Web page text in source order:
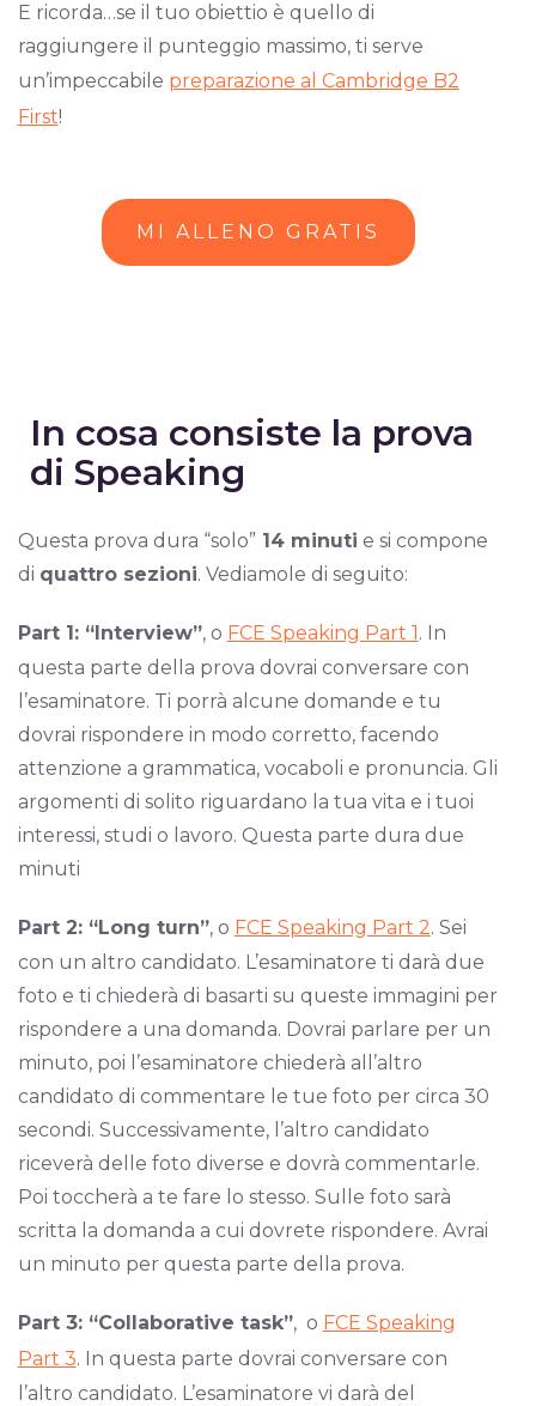
E ricorda…se il tuo obiettio è quello di
raggiungere il punteggio massimo, ti serve
un’impeccabile preparazione al Cambridge B2
First!
MI ALLENO GRATIS
In cosa consiste la prova
di Speaking
Questa prova dura “solo” 14 minuti e si compone
di quattro sezioni. Vediamole di seguito:
Part 1: “Interview”, o FCE Speaking Part 1. In
questa parte della prova dovrai conversare con
l’esaminatore. Ti porrà alcune domande e tu
dovrai rispondere in modo corretto, facendo
attenzione a grammatica, vocaboli e pronuncia. Gli
argomenti di solito riguardano la tua vita e i tuoi
interessi, studi o lavoro. Questa parte dura due
minuti
Part 2: “Long turn”, o FCE Speaking Part 2. Sei
con un altro candidato. L’esaminatore ti darà due
foto e ti chiederà di basarti su queste immagini per
rispondere a una domanda. Dovrai parlare per un
minuto, poi l’esaminatore chiederà all’altro
candidato di commentare le tue foto per circa 30
secondi. Successivamente, l’altro candidato
riceverà delle foto diverse e dovrà commentarle.
Poi toccherà a te fare lo stesso. Sulle foto sarà
scritta la domanda a cui dovrete rispondere. Avrai
un minuto per questa parte della prova.
Part 3: “Collaborative task”, o FCE Speaking
Part 3. In questa parte dovrai conversare con
l’altro candidato. L’esaminatore vi darà del